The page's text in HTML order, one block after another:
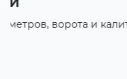
При заказе забора от